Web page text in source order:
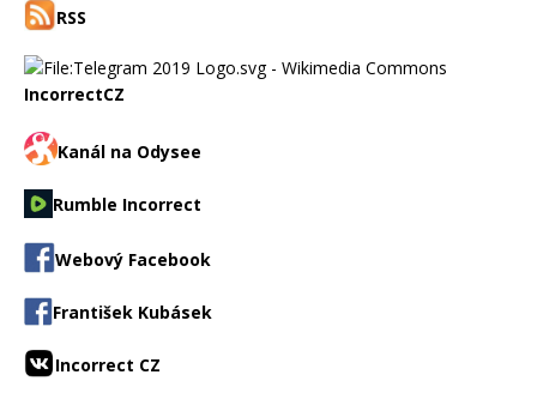
RSS
IncorrectCZ
Kanál na Odysee
Rumble Incorrect
Webový Facebook
František Kubásek
Incorrect CZ